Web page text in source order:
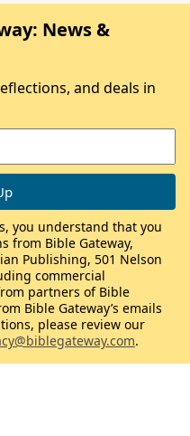
News &
and deals in
you understand that you
from Bible Gateway,
Publishing, 501 Nelson
commercial
partners of Bible
Bible Gateway’s emails
please review our
.